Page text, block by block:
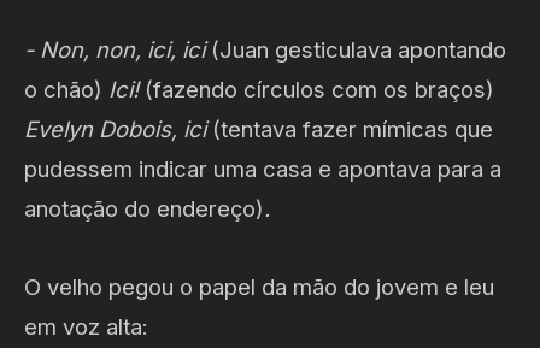
- Non, non, ici, ici(Juan gesticulava apontando
o chão) Ici!(fazendo círculos com os braços)
Evelyn Dobois, ici(tentava fazer mímicas que
pudessem indicar uma casa e apontava para a
anotação do endereço).
O velho pegou o papel da mão do jovem e leu
em voz alta: